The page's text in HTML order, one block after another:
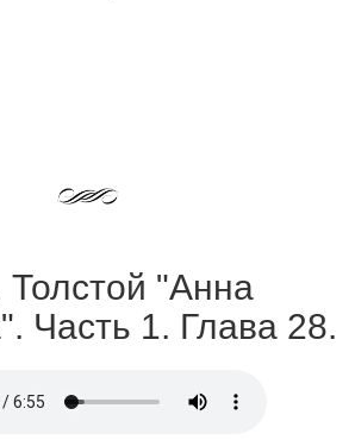
"Анна
Часть 1. Глава 28.